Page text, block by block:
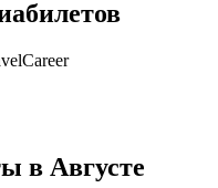
в Августе